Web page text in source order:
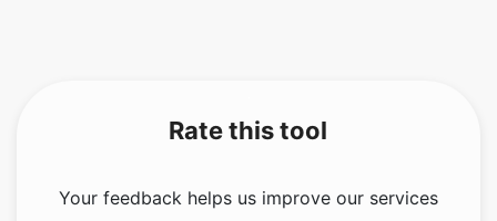
Rate this tool
Your feedback helps us improve our services